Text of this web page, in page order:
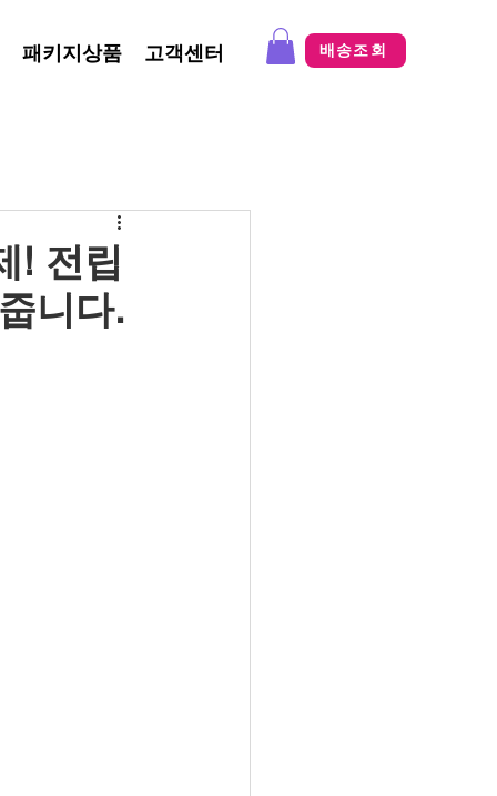
패키지상품 고객센터 배송조회
! 전립
니다.